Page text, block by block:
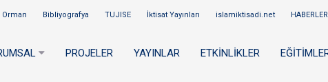
Orman Bibliyografya TUJISE İktisat Yayınları islamiktisadi.net HABERLER
PROJELER YAYINLAR ETKİNLİKLER